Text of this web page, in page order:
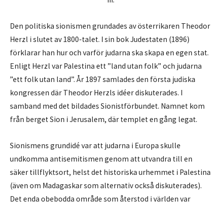
Den politiska sionismen grundades av österrikaren Theodor
Herzl i slutet av 1800-talet. I sin bok Judestaten (1896)
förklarar han hur och varför judarna ska skapa en egen stat.
Enligt Herzl var Palestina ett ”land utan folk” och judarna
”ett folk utan land”. År 1897 samlades den första judiska
kongressen där Theodor Herzls idéer diskuterades. I
samband med det bildades Sionistförbundet. Namnet kom
från berget Sion i Jerusalem, där templet en gång legat.
Sionismens grundidé var att judarna i Europa skulle
undkomma antisemitismen genom att utvandra till en
säker tillflyktsort, helst det historiska urhemmet i Palestina
(även om Madagaskar som alternativ också diskuterades).
Det enda obebodda område som återstod i världen var